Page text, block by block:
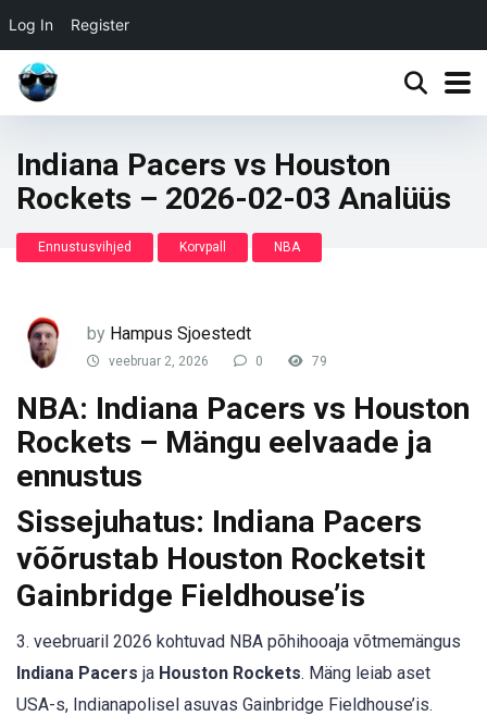
Log In Register
Indiana Pacers vs Houston
Rockets – 2026-02-03 Analüüs
Ennustusvihjed Korvpall NBA
by Hampus Sjoestedt
veebruar 2, 2026 0 79
NBA: Indiana Pacers vs Houston
Rockets – Mängu eelvaade ja
ennustus
Sissejuhatus: Indiana Pacers
võõrustab Houston Rocketsit
Gainbridge Fieldhouse’is
3. veebruaril 2026 kohtuvad NBA põhihooaja võtmemängus
Indiana Pacers ja Houston Rockets. Mäng leiab aset
USA-s, Indianapolisel asuvas Gainbridge Fieldhouse’is.